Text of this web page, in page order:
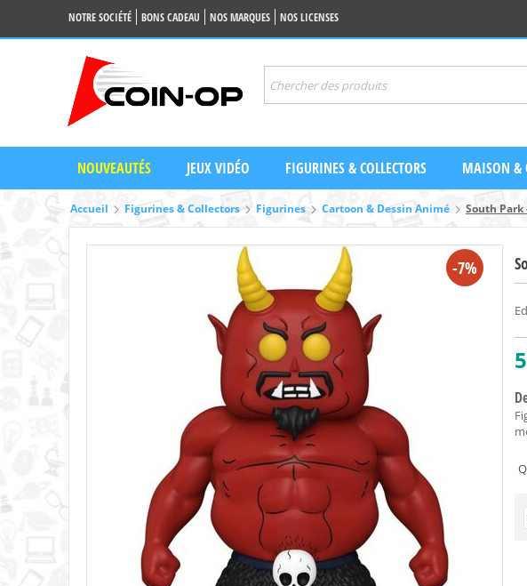
NOTRE SOCIÉTÉ BONS CADEAU NOS MARQUES NOS LICENSES
NOUVEAUTÉS JEUX VIDÉO FIGURINES & COLLECTORS MAISON &
Accueil Figurines & Collectors Figurines Cartoon & Dessin Animé South Park
-7%